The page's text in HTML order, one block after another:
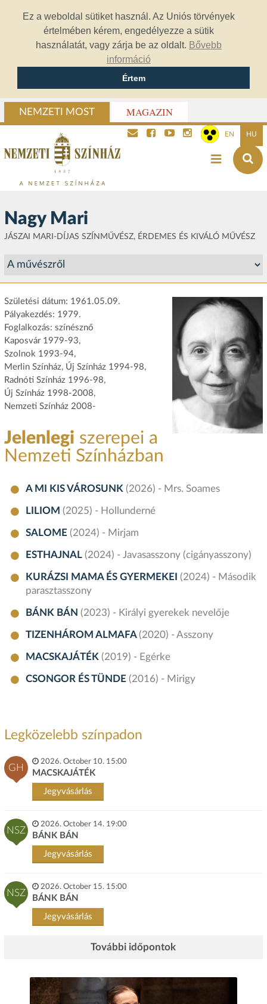
Ez a weboldal sütiket használ. Az Uniós törvények
értelmében kérem, engedélyezze a sütik
használatát, vagy zárja be az oldalt. Bővebb
információ
Értem
NEMZETI MOST MAGAZIN
EN HU
Nagy Mari
JÁSZAI MARI-DÍJAS SZÍNMŰVÉSZ, ÉRDEMES ÉS KIVÁLÓ MŰVÉSZ
Születési dátum: 1961.05.09.
Pályakezdés: 1979.
Foglalkozás: színésznő
Kaposvár 1979-93,
Szolnok 1993-94,
Merlin Színház, Új Színház 1994-98,
Radnóti Színház 1996-98,
Új Színház 1998-2008,
Nemzeti Színház 2008-
Jelenlegi szerepei a
Nemzeti Színházban
A MI KIS VÁROSUNK (2026) - Mrs. Soames
LILIOM (2025) - Hollunderné
SALOME (2024) - Mirjam
ESTHAJNAL (2024) - Javasasszony (cigányasszony)
KURÁZSI MAMA ÉS GYERMEKEI (2024) - Második
parasztasszony
BÁNK BÁN (2023) - Királyi gyerekek nevelője
TIZENHÁROM ALMAFA(2020) - Asszony
MACSKAJÁTÉK (2019) - Egérke
CSONGOR ÉS TÜNDE (2016) - Mirigy
Legközelebb színpadon
GH
2026. October 10. 15:00
MACSKAJÁTÉK
Jegyvásárlás
NSZ
2026. October 14. 19:00
BÁNK BÁN
Jegyvásárlás
NSZ
2026. October 15. 15:00
BÁNK BÁN
Jegyvásárlás
További időpontok